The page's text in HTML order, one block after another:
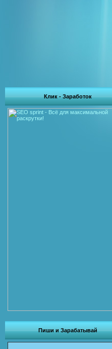
Клик - Заработок
Пиши и Зарабатывай